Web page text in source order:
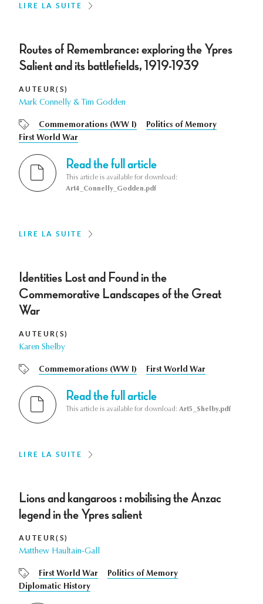
LIRE LA SUITE
Routes of Remembrance: exploring the Ypres
Salient and its battlefields, 1919-1939
AUTEUR(S)
Mark Connelly & Tim Godden
Commemorations (WW I)
Politics of Memory
First World War
Read the full article
This article is available for download:
Art4_Connelly_Godden.pdf
LIRE LA SUITE
Identities Lost and Found in the
Commemorative Landscapes of the Great
War
AUTEUR(S)
Karen Shelby
Commemorations (WW I) First World War
Read the full article
This article is available for download: Art5_Shelby.pdf
LIRE LA SUITE
Lions and kangaroos : mobilising the Anzac
legend in the Ypres salient
AUTEUR(S)
Matthew Haultain-Gall
First World War
Politics of Memory
Diplomatic History